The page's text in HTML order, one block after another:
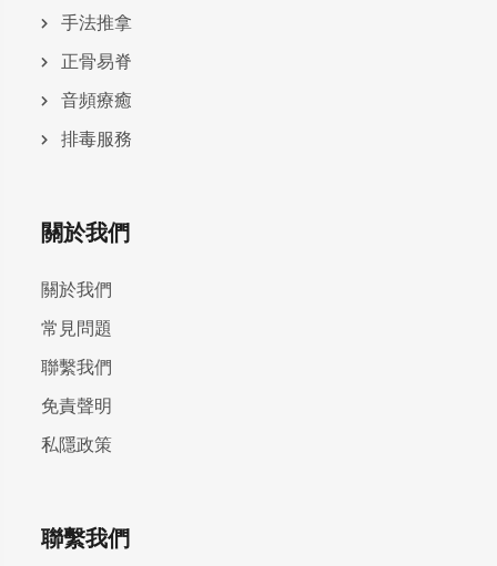
手法推拿
正骨易脊
⾳頻療癒
排毒服務
關於我們
關於我們
常見問題
聯繫我們
免責聲明
私隱政策
聯繫我們